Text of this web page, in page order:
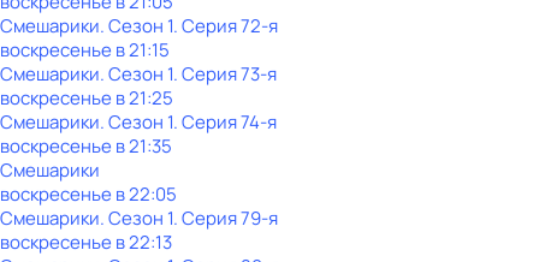
Смешарики. Сезон 1. Серия 72-я
воскресенье в21:15
Смешарики. Сезон 1. Серия 73-я
воскресенье в21:25
Смешарики. Сезон 1. Серия 74-я
воскресенье в21:35
Смешарики
воскресенье в22:05
Смешарики. Сезон 1. Серия 79-я
воскресенье в22:13